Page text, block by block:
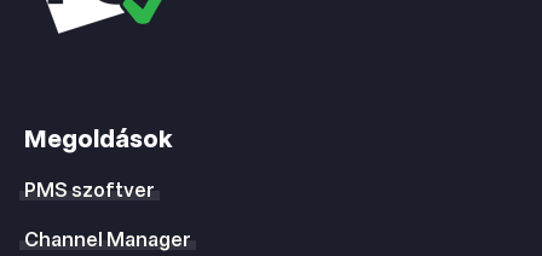
Megoldások
PMS szoftver
Channel Manager